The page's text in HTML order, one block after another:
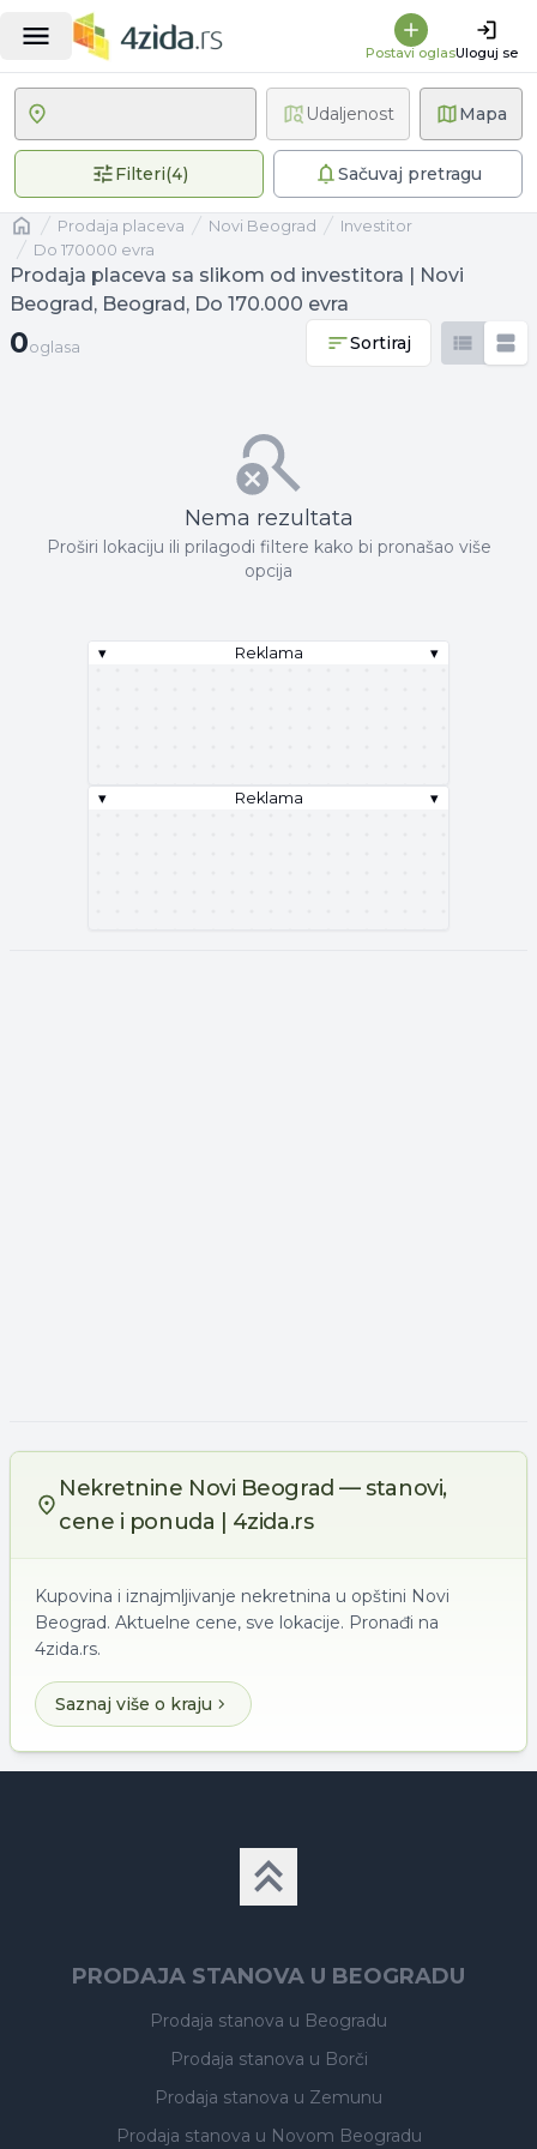
Postavi oglasUloguj se
Mapa
Filteri(4)4 primenjena filteraSačuvaj pretragu
Udaljenost
Naslovnaprodaja placeva Novi Beograd
investitor
Do 170000 evra
Prodaja placeva sa slikom od investitora | Novi
Beograd, Beograd, Do 170.000 evra
0 oglasa
0oglasa Sortiraj
Nema rezultata
Proširi lokaciju ili prilagodi filtere kako bi pronašao više
opcija
▾ Reklama ▾
▾ Reklama ▾
Nekretnine Novi Beograd — stanovi,
cene i ponuda | 4zida.rs
Kupovina i iznajmljivanje nekretnina u opštini Novi
Beograd. Aktuelne cene, sve lokacije. Pronađi na
4zida.rs.
Saznaj više o kraju
PRODAJA STANOVA U BEOGRADU
Prodaja stanova u Beogradu
Prodaja stanova u Borči
Prodaja stanova u Zemunu
Prodaja stanova u Novom Beogradu